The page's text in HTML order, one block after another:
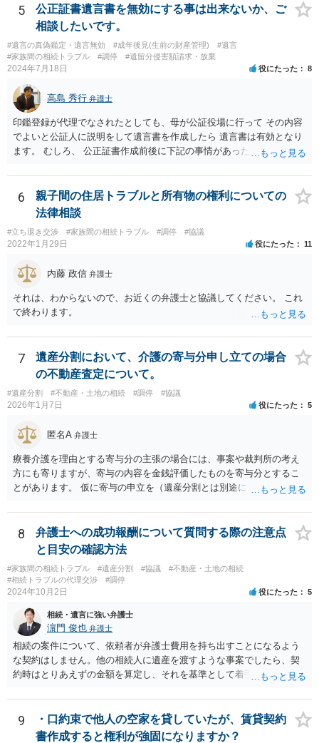
5
公正証書遺言書を無効にする事は出来ないか、ご
相談したいです。
#遺言の真偽鑑定・遺言無効 #成年後見(生前の財産管理)
#遺言
#家族間の相続トラブル
#調停 #遺留分侵害額請求・放棄
2024年7月18日 役にたった 8
高島 秀行 弁護士
印鑑登録が代理でなされたとしても、母が公証役場に行って その内容
でよいと公証人に説明をして遺言書を作成したら 遺言書は有効となり
ます。 むしろ、 公正証書作成前後に下記の事情があったことが証明で
月に携帯が新しくなった母からの第一声は「ここにいたら殺される」
「面会に来てくれ」で、長男に聞くと「面会は出来ない。俺は携帯電
話の使い方を教える為に会っている」「母の話は聞かなくて良い」と
電話が切れました。その後の電話でも「食事に毒が入っている」「体
にチップが埋められている」等、おかしかったです。 当時の診療記
録、介護認定の資料、介護記録を取得して 弁護士に面談で相談された
方がよいと思います。
6
親子間の住居トラブルと所有物の権利についての
法律相談
#立ち退き交渉 #家族間の相続トラブル #調停 #協議
2022年1月29日 役にたった 11
内藤 政信 弁護士
それは、わからないので、お近くの弁護士と協議してください。 これ
で終わります。
7
遺産分割において、介護の寄与分申し立ての場合
の不動産査定について。
#遺産分割 #不動産・土地の相続 #調停 #協議
2026年1月7日 役にたった 5
匿名A 弁護士
療養介護を理由とする寄与分の主張の場合には、事案や裁判所の考え
方にも寄りますが、寄与の内容を金銭評価したものを寄与分とするこ
とがあります。 仮に寄与の申立を（遺産分割とは別途に）して、その
価）は不要ということもあります。 ただ、前提として、遺産分割はし
なければならないでしょうから、現実的にはいずれにせよ不動産評価
は必要でしょう。
8
弁護士への成功報酬について質問する際の注意点
と目安の確認方法
#家族間の相続トラブル #遺産分割 #協議
#不動産・土地の相続
#相続トラブルの代理交渉
#調停
2024年10月2日 役にたった 5
相続・遺言に強い弁護士
濵門 俊也 弁護士
相続の案件について、依頼者が弁護士費用を持ち出すことになるよう
な契約はしません。他の相続人に遺産を渡すような事案でしたら、契
約時はとりあえずの金額を算定し、それを基準として着手金を設定
あり得ます。 今後の見通しを言わないで契約はできないです。依頼者
が納得できる説明を受けるべきです。
9
・口約束で他人の空家を貸していたが、賃貸契約
書作成すると権利が強固になりますか？